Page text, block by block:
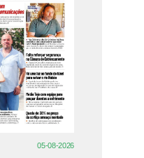
05-08-2026